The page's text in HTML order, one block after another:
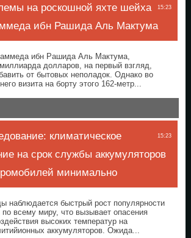
15:23
на роскошной яхте шейха
ибн Рашида Аль Мактума
ибн Рашида Аль Мактума,
долларов, на первый взгляд,
от бытовых неполадок. Однако во
визита на борту этого 162-метр...
15:23
климатическое
на срок службы аккумуляторов
минимально
наблюдается быстрый рост популярности
всему миру, что вызывает опасения
высоких температур на
аккумуляторов. Ожида...